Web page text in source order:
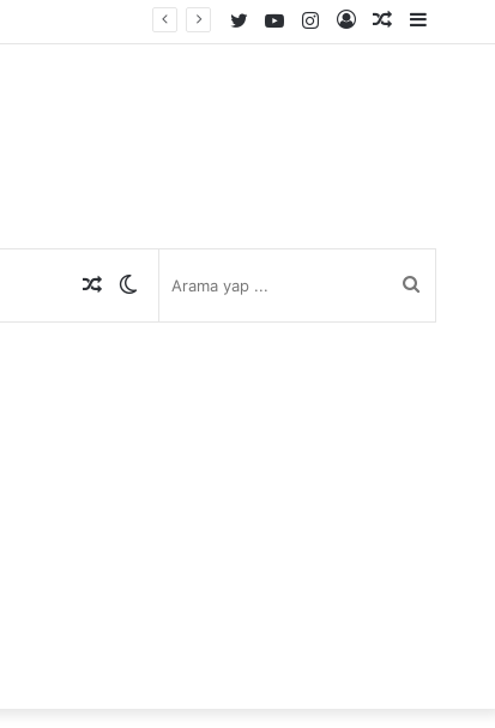
Rastgele
Kayıt
Instagram
YouTube
Twitter
Rastgele